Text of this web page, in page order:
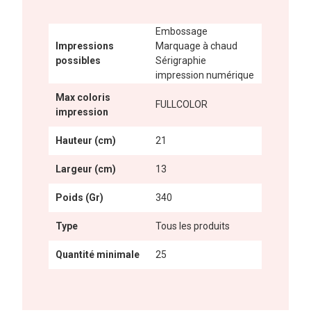
Impressions
possibles
Embossage
Marquage à chaud
Sérigraphie
impression numérique
Max coloris
impression
FULLCOLOR
Hauteur (cm) 21
Largeur (cm) 13
Poids (Gr) 340
Type Tous les produits
Quantité minimale 25